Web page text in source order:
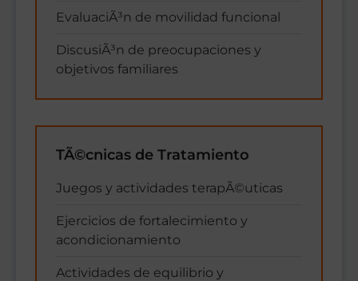
EvaluaciÃ³n de movilidad funcional
DiscusiÃ³n de preocupaciones y
objetivos familiares
TÃ©cnicas de Tratamiento
Juegos y actividades terapÃ©uticas
Ejercicios de fortalecimiento y
acondicionamiento
Actividades de equilibrio y